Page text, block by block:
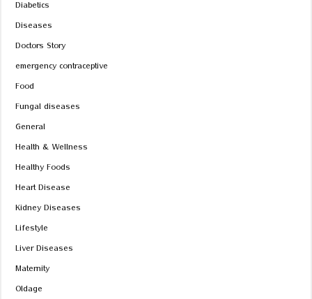
Diabetics
Diseases
Doctors Story
emergency contraceptive
Food
Fungal diseases
General
Health & Wellness
Healthy Foods
Heart Disease
Kidney Diseases
Lifestyle
Liver Diseases
Maternity
Oldage